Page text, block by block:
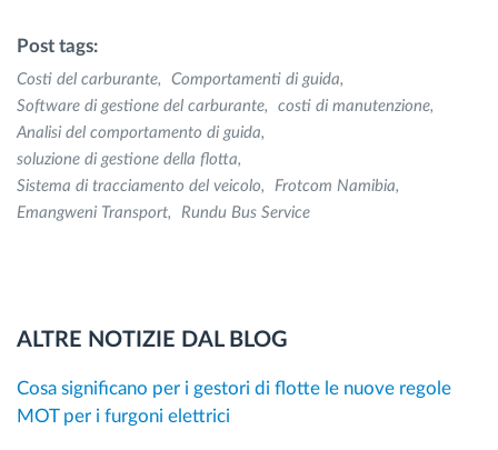
Post tags:
Costi del carburante
Comportamenti di guida
Software di gestione del carburante
costi di manutenzione
Analisi del comportamento di guida
soluzione di gestione della flotta
Sistema di tracciamento del veicolo
Frotcom Namibia
Emangweni Transport
Rundu Bus Service
ALTRE NOTIZIE DAL BLOG
Cosa significano per i gestori di flotte le nuove regole
MOT per i furgoni elettrici